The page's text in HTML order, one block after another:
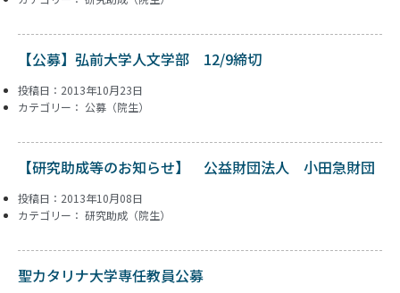
【公募】弘前大学人文学部 12/9締切
投稿日：2013年10月23日
カテゴリー： 公募（院生）
【研究助成等のお知らせ】 公益財団法人 小田急財団
投稿日：2013年10月08日
カテゴリー： 研究助成（院生）
聖カタリナ大学専任教員公募